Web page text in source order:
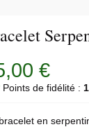
€
Points de fidélité :
en